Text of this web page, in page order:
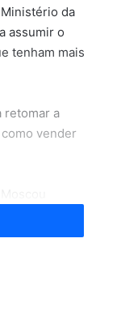
Ministério da
assumir o
tenham mais
retomar a
vender
e outros
para preservar